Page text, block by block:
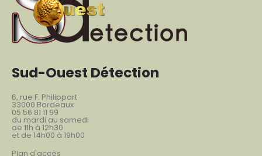
Sud-Ouest Détection
6, rue F. Philippart
33000 Bordeaux
05 56 81 11 99
du mardi au samedi
de 11h à 12h30
et de 14h00 à 19h00
Plan d'accès